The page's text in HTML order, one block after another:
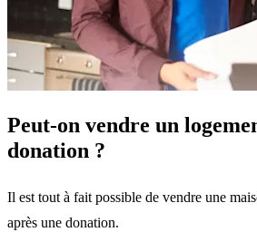
Peut-on vendre un
donation ?
Il est tout à fait possible de vendre une
après une donation.